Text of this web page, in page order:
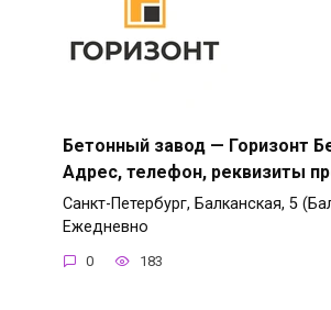
Бетонный завод — Горизонт
Адрес, телефон, реквизиты
Санкт-Петербург, Балканская, 5
Ежедневно
0 183